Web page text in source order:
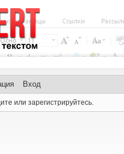
Вход
или зарегистрируйтесь.